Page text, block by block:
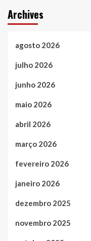
Archives
agosto 2026
julho 2026
junho 2026
maio 2026
abril 2026
março 2026
fevereiro 2026
janeiro 2026
dezembro 2025
novembro 2025